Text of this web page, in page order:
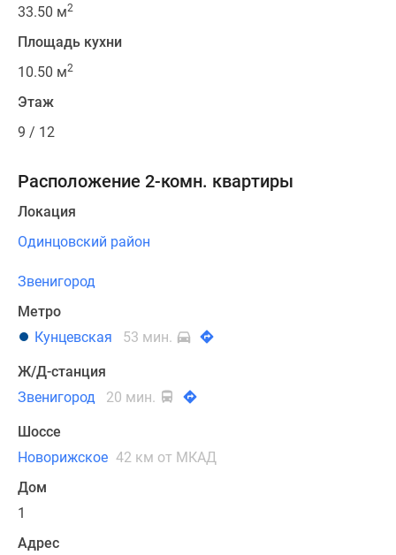
33.50 м2
Площадь кухни
10.50 м2
Этаж
9 / 12
Расположение 2-комн. квартиры
Локация
Одинцовский район
Звенигород
Метро
Кунцевская
53 мин.
Ж/Д-станция
Звенигород
20 мин.
Шоссе
Новорижское 42 км от МКАД
Дом
1
Адрес